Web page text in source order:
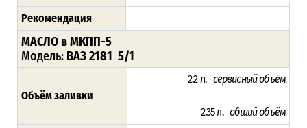
Рекомендация
МАСЛО в МКПП-5
Модель: ВАЗ 2181 5/1
Объём заливки
2.2 л. сервисныйобъём
2.35 л. общийобъём